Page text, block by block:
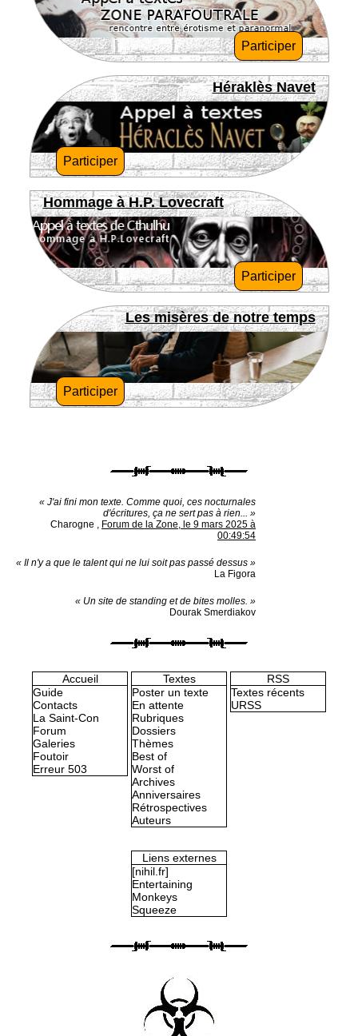
Participer
Héraklès Navet
Participer
Hommage à H.P. Lovecraft
Participer
Les misères de notre temps
Participer
« J'ai fini mon texte. Comme quoi, ces nocturnales
d'écritures, ça ne sert pas à rien... »
Charogne , Forum de la Zone, le 9 mars 2025 à
00:49:54
« Il n'y a que le talent qui ne lui soit pas passé dessus »
La Figora
« Un site de standing et de bites molles. »
Dourak Smerdiakov
Accueil
Guide
Contacts
La Saint-Con
Forum
Galeries
Foutoir
Erreur 503
Textes
Poster un texte
En attente
Rubriques
Dossiers
Thèmes
Best of
Worst of
Archives
Anniversaires
Rétrospectives
Auteurs
RSS
Textes récents
URSS
Liens externes
[nihil.fr]
Entertaining
Monkeys
Squeeze